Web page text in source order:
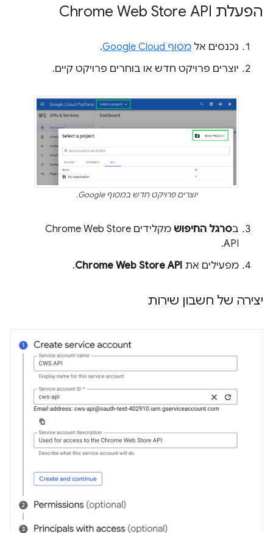
הפעלת Chrome Web Store API
נכנסים אל מסוף Google Cloud
.
יוצרים פרויקט חדש או בוחרים פרויקט קיים.
יוצרים פרויקט חדש במסוף Google.
בסרגל החיפוש
מקלידים Chrome Web Store
API.
מפעילים את Chrome Web Store API
.
יצירה של חשבון שירות